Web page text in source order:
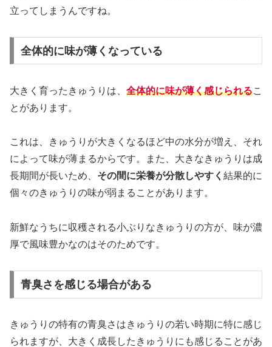
立ってしまうんですね。
全体的に味が薄くなっている
大きく育ったきゅうりは、 全体的に味が薄く感じられるこ
とがあります。
これは、きゅうりが大きくなるほど中の水分が増え、それ
によって味が薄まるからです。また、大きなきゅうりは成
長期間が長いため、 その間に栄養が分散しやすく 結果的に
個々のきゅうりの味が弱まることがあります。
新鮮なうちに収穫される小ぶりなきゅうりの方が、味が濃
厚で風味豊かなのはそのためです。
青臭さを感じる場合がある
きゅうりの特有の青臭さはきゅうりの若い時期に特に感じ
られますが、大きく成長したきゅうりにも感じることがあ